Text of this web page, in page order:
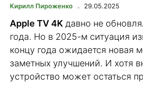
Кирилл Пироженко 29.05.2025
Apple TV 4K давно не
года. Но в 2025-м ситуация
концу года ожидается новая
заметных улучшений. И хотя
устройство может остаться